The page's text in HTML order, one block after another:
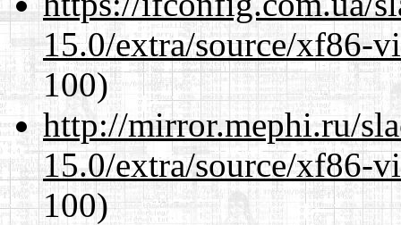
15.0/extra/source/xf86-
100)
http://mirror.mephi.ru/
15.0/extra/source/xf86-
100)